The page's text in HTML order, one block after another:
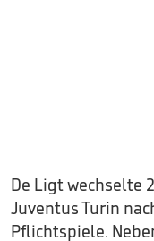
De Ligt wechselte
Juventus Turin
Pflichtspiele.